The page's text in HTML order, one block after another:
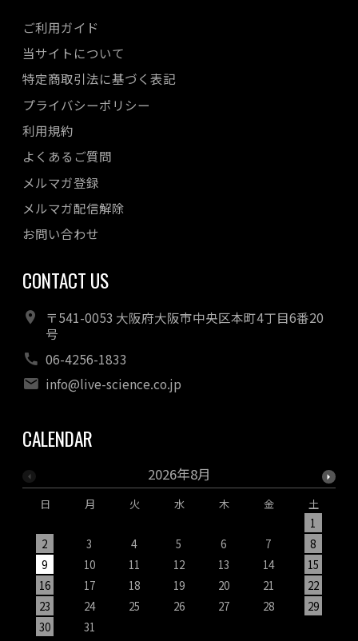
ご利用ガイド
当サイトについて
特定商取引法に基づく表記
プライバシーポリシー
利用規約
よくあるご質問
メルマガ登録
メルマガ配信解除
お問い合わせ
CONTACT US
〒541-0053 大阪府大阪市中央区本町4丁目6番20
号
06-4256-1833
info@live-science.co.jp
CALENDAR
2026年8月
日 月 火 水 木 金
土
1
2
3 4 5 6 7
8
9
10 11 12 13 14
15
16
17 18 19 20 21
22
23
24 25 26 27 28
29
30
31